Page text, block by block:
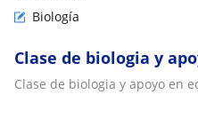
Biología
Clase de biologia y
Clase de biologia y apoyo en